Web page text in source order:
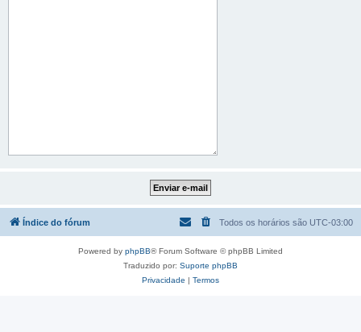
Índice do fórum Todos os horários são UTC-03:00
Powered by phpBB® Forum Software © phpBB Limited
Traduzido por: Suporte phpBB
Privacidade | Termos